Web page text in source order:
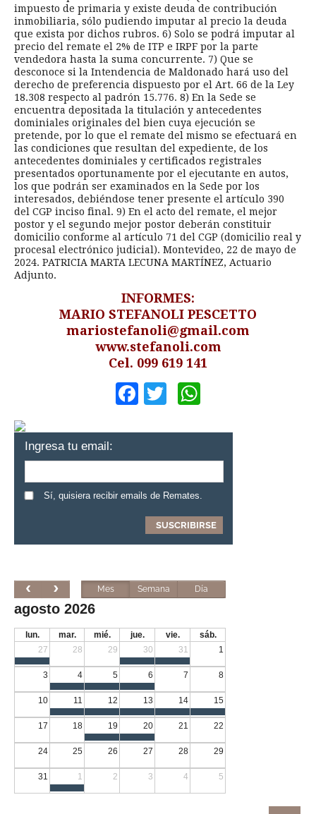
impuesto de primaria y existe deuda de contribución
inmobiliaria, sólo pudiendo imputar al precio la deuda
que exista por dichos rubros. 6) Solo se podrá imputar al
precio del remate el 2% de ITP e IRPF por la parte
vendedora hasta la suma concurrente. 7) Que se
desconoce si la Intendencia de Maldonado hará uso del
derecho de preferencia dispuesto por el Art. 66 de la Ley
18.308 respecto al padrón 15.776. 8) En la Sede se
encuentra depositada la titulación y antecedentes
dominiales originales del bien cuya ejecución se
pretende, por lo que el remate del mismo se efectuará en
las condiciones que resultan del expediente, de los
antecedentes dominiales y certificados registrales
presentados oportunamente por el ejecutante en autos,
los que podrán ser examinados en la Sede por los
interesados, debiéndose tener presente el artículo 390
del CGP inciso final. 9) En el acto del remate, el mejor
postor y el segundo mejor postor deberán constituir
domicilio conforme al artículo 71 del CGP (domicilio real y
procesal electrónico judicial). Montevideo, 22 de mayo de
2024. PATRICIA MARTA LECUNA MARTÍNEZ, Actuario
Adjunto.
INFORMES:
MARIO STEFANOLI PESCETTO
mariostefanoli@gmail.com
www.stefanoli.com
Cel. 099 619 141
Facebook
Twitter
Ingresa tu email:
Sí, quisiera recibir emails de Remates.
Mes Semana Día
agosto 2026
lun. mar. mié. jue. vie.
sáb.
27
28 29 30 31 1
3 4 5 6 7 8
10 11 12 13 14 15
17 18 19 20 21 22
24 25 26 27 28 29
31 1 2 3 4 5